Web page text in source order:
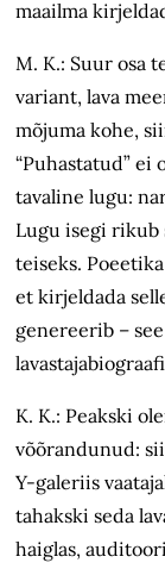
maailma
M. K.: Suur osa
variant, lava
mõjuma kohe,
“Puhastatud” ei
tavaline lugu:
Lugu isegi rikub
teiseks.
et kirjeldada
genereerib –
K. K.: Peakski
võõrandunud:
Y-galeriis
tahakski seda
haiglas,